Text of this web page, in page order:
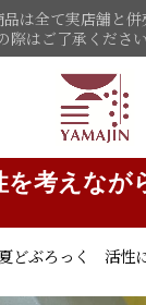
は全て実店舗と
際はご了承ください
を考えなが
どぶろっく 活性